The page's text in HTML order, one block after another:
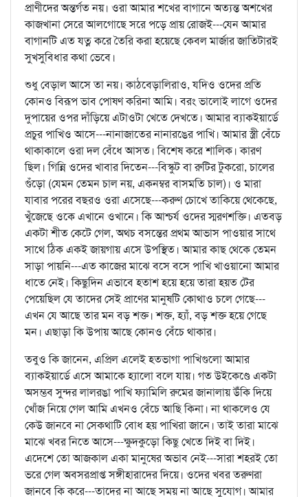
প্রাণীদের অন্তর্গত নয়। ওরা আমার শখের বাগানে অত্যন্ত অশখের
কাজখানা সেরে আলগোছে সরে পড়ে প্রায় রোজই---যেন আমার
বাগানটি এত যত্ন করে তৈরি করা হয়েছে কেবল মার্জার জাতিটারই
সুখসুবিধার কথা ভেবে।
শুধু বেড়াল আসে তা নয়। কাঠবেড়ালিরাও, যদিও ওদের প্রতি
কোনও বিরূপ ভাব পোষণ করিনা আমি। বরং ভালোই লাগে ওদের
দুপায়ের ওপর দাঁড়িয়ে এটাওটা খেতে দেখতে। আমার ব্যাকইয়ার্ডে
প্রচুর পাখিও আসে---নানাজাতের নানারঙের পাখি। আমার স্ত্রী বেঁচে
থাকাকালে ওরা দল বেঁধে আসত। বিশেষ করে শালিক। কারণ
ছিল। গিন্নি ওদের খাবার দিতেন---বিস্কুট বা রুটির টুকরো, চালের
গুঁড়ো (যেমন তেমন চাল নয়, একনম্বর বাসমতি চাল)। ও মারা
যাবার পরের বছরও ওরা এসেছে---করুণ চোখে তাকিয়ে থেকেছে,
খুঁজেছে ওকে এখানে ওখানে। কি আশ্চর্য ওদের স্মরণশক্তি। এতবড়
একটা শীত কেটে গেল, অথচ বসন্তের প্রথম আভাস পাওয়ার সাথে
সাথে ঠিক একই জায়গায় এসে উপস্থিত। আমার কাছ থেকে তেমন
সাড়া পায়নি---এত কাজের মাঝে বসে বসে পাখি খাওয়ানো আমার
ধাতে নেই। কিছুদিন এভাবে হতাশ হয়ে হয়ে তারা হয়ত টের
পেয়েছিল যে তাদের সেই প্রাণের মানুষটি কোথাও চলে গেছে---
এখন যে আছে তার মন বড় শক্ত। শক্ত, হ্যাঁ, বড় শক্ত হয়ে গেছে
মন। এছাড়া কি উপায় আছে কোনও বেঁচে থাকার।
তবুও কি জানেন, এপ্রিল এলেই হতভাগা পাখিগুলো আমার
ব্যাকইয়ার্ডে এসে আমাকে হ্যালো বলে যায়। গত উইকেণ্ডে একটা
অসম্ভব সুন্দর লালরঙা পাখি ফ্যামিলি রুমের জানালায় উঁকি দিয়ে
খোঁজ নিয়ে গেল আমি এখনও বেঁচে আছি কিনা। না থাকলেও যে
কেউ জানবে না সেকথাটি বোধ হয় পাখিরা জানে। তাই তারা মাঝে
মাঝে খবর নিতে আসে---ক্ষুদকুড়ো কিছু খেতে দিই বা দিই।
এদেশে তো আজকাল একা মানুষের অভাব নেই---সারা শহরই তো
ভরে গেল অবসরপ্রাপ্ত সঙ্গীহারাদের দিয়ে। ওদের খবর তরুণরা
জানবে কি করে---তাদের না আছে সময় না আছে সুযোগ। আমার